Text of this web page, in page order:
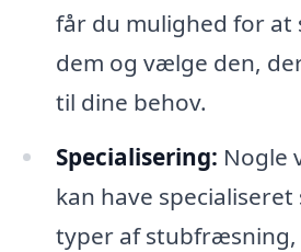
får du mulighed for at
dem og vælge den,
til dine behov.
Specialisering: Nogle
kan have specialiseret
typer af stubfræsning,